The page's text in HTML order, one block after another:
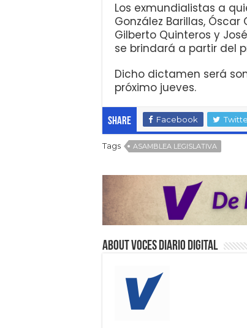
Los exmundialistas a
González Barillas,
Gilberto Quinteros y
se brindará a partir del
Dicho dictamen será
próximo jueves.
Share Facebook
Tags ASAMBLEA LEGISLATIVA
About VOCES Diario digital